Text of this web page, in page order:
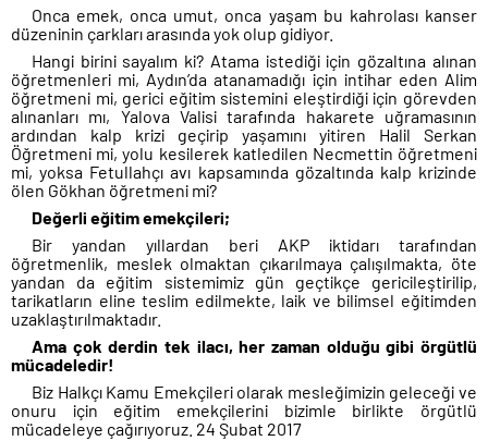
Onca emek, onca umut, onca yaşam bu kahrolası kanser
düzeninin çarkları arasında yok olup gidiyor.
Hangi birini sayalım ki? Atama istediği için gözaltına alınan
öğretmenleri mi, Aydın’da atanamadığı için intihar eden Alim
öğretmeni mi, gerici eğitim sistemini eleştirdiği için görevden
alınanları mı, Yalova Valisi tarafında hakarete uğramasının
ardından kalp krizi geçirip yaşamını yitiren Halil Serkan
Öğretmeni mi, yolu kesilerek katledilen Necmettin öğretmeni
mi, yoksa Fetullahçı avı kapsamında gözaltında kalp krizinde
ölen Gökhan öğretmeni mi?
Değerli eğitim emekçileri;
Bir yandan yıllardan beri AKP iktidarı tarafından
öğretmenlik, meslek olmaktan çıkarılmaya çalışılmakta, öte
yandan da eğitim sistemimiz gün geçtikçe gericileştirilip,
tarikatların eline teslim edilmekte, laik ve bilimsel eğitimden
uzaklaştırılmaktadır.
Ama çok derdin tek ilacı, her zaman olduğu gibi örgütlü
mücadeledir!
Biz Halkçı Kamu Emekçileri olarak mesleğimizin geleceği ve
onuru için eğitim emekçilerini bizimle birlikte örgütlü
mücadeleye çağırıyoruz. 24 Şubat 2017